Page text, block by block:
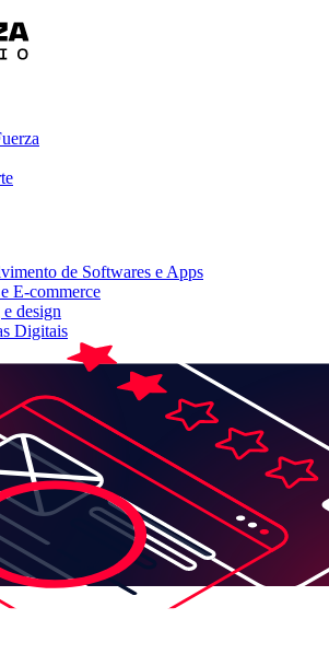
de Softwares e Apps
E-commerce
design
Digitais